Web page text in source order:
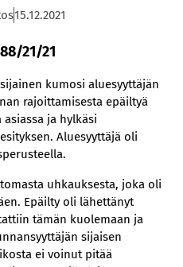
15.12.2021
21/21
kumosi aluesyyttäjän
rajoittamisesta epäiltyä
ja hylkäsi
Aluesyyttäjä oli
uhkauksesta, joka oli
Epäilty oli lähettänyt
tämän kuolemaan ja
sijaisen
ei voinut pitää